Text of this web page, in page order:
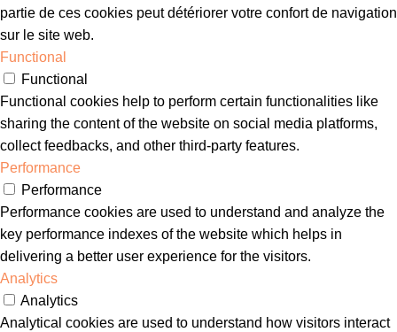
partie de ces cookies peut détériorer votre confort de navigation
sur le site web.
Functional
Functional
Functional cookies help to perform certain functionalities like
sharing the content of the website on social media platforms,
collect feedbacks, and other third-party features.
Performance
Performance
Performance cookies are used to understand and analyze the
key performance indexes of the website which helps in
delivering a better user experience for the visitors.
Analytics
Analytics
Analytical cookies are used to understand how visitors interact